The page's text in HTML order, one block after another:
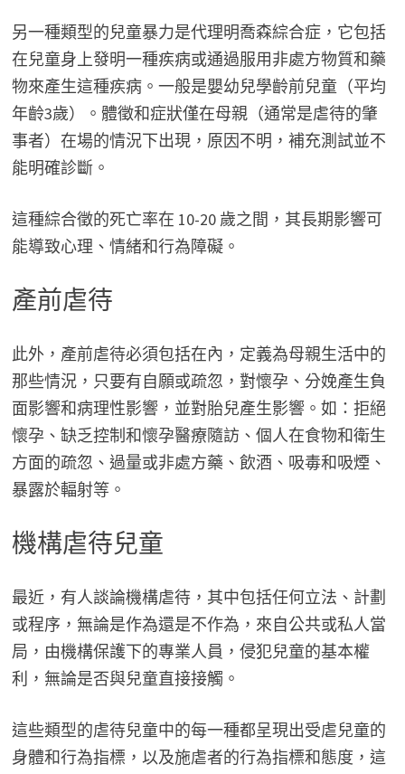
另一種類型的兒童暴力是代理明喬森綜合症，它包括
在兒童身上發明一種疾病或通過服用非處方物質和藥
物來產生這種疾病。一般是嬰幼兒學齡前兒童（平均
年齡3歲）。體徵和症狀僅在母親（通常是虐待的肇
事者）在場的情況下出現，原因不明，補充測試並不
能明確診斷。
這種綜合徵的死亡率在 10-20 歲之間，其長期影響可
能導致心理、情緒和行為障礙。
產前虐待
此外，產前虐待必須包括在內，定義為母親生活中的
那些情況，只要有自願或疏忽，對懷孕、分娩產生負
面影響和病理性影響，並對胎兒產生影響。如：拒絕
懷孕、缺乏控制和懷孕醫療隨訪、個人在食物和衛生
方面的疏忽、過量或非處方藥、飲酒、吸毒和吸煙、
暴露於輻射等。
機構虐待兒童
最近，有人談論機構虐待，其中包括任何立法、計劃
或程序，無論是作為還是不作為，來自公共或私人當
局，由機構保護下的專業人員，侵犯兒童的基本權
利，無論是否與兒童直接接觸。
這些類型的虐待兒童中的每一種都呈現出受虐兒童的
身體和行為指標，以及施虐者的行為指標和態度，這